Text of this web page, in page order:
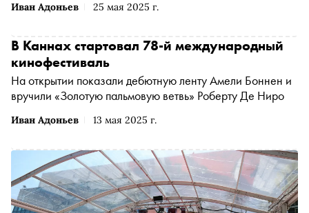
Иван Адоньев 25 мая 2025 г.
пальмовую ветвь» — получил иранский режиссер
Иван Адоньев 13 мая 2025 г.
В Каннах стартовал 78-й международный
кинофестиваль
На открытии показали дебютную ленту Амели Боннен и
вручили «Золотую пальмовую ветвь» Роберту Де Ниро